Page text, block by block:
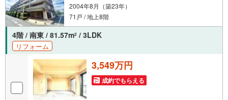
2004年8月（築23年）
71戸 / 地上8階
4階 / 南東 / 81.57m2 / 3LDK
リフォーム
3,549万円
成約でもらえる